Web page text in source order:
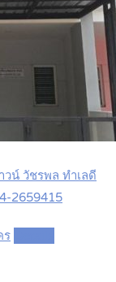
น์ วัชรพล ทำเลดี
2659415
ร